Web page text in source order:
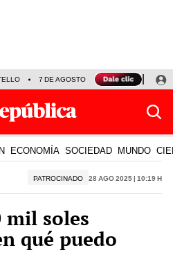
7 DE AGOSTO TINKA RESULTADOS
ECONOMÍA SOCIEDAD MUNDO
PATROCINADO 28 Ago 2025 | 10:19 h
mil soles
qué puedo